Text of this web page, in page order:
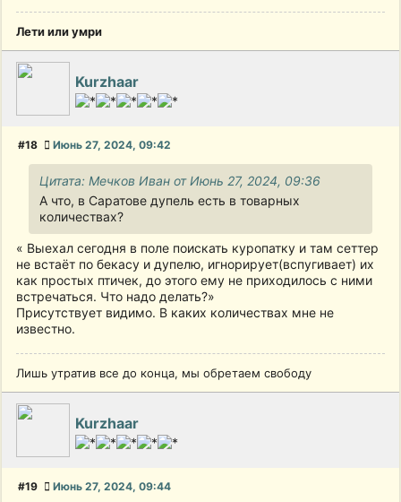
Лети или умри
Kurzhaar
#18 Июнь 27, 2024, 09:42
Цитата: Мечков Иван от Июнь 27, 2024, 09:36
А что, в Саратове дупель есть в товарных
количествах?
« Выехал сегодня в поле поискать куропатку и там сеттер
не встаёт по бекасу и дупелю, игнорирует(вспугивает) их
как простых птичек, до этого ему не приходилось с ними
встречаться. Что надо делать?»
Присутствует видимо. В каких количествах мне не
известно.
Лишь утратив все до конца, мы обретаем свободу
Kurzhaar
#19 Июнь 27, 2024, 09:44